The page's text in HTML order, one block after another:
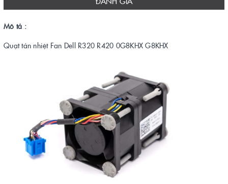
Mô tả :
Quạt tản nhiệt Fan Dell R320 R420 0G8KHX G8KHX